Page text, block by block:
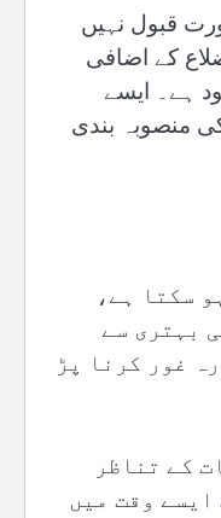
قبول نہیں
کے اضافی
ہے۔ ایسے
منصوبہ بندی
سکتا ہے،
بہتری سے
غور کرنا پڑ
کے تناظر
وقت میں